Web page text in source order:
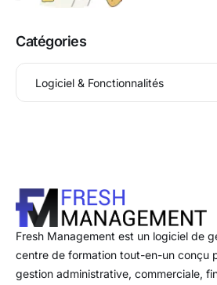
Catégories
Fresh Management est un logiciel de
centre de formation tout-en-un conçu
gestion administrative, commerciale,